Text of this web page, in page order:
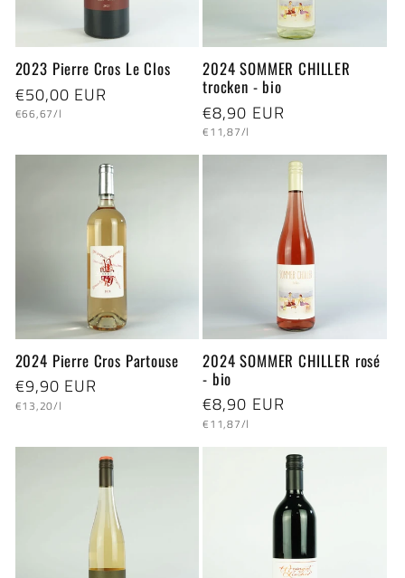
2023 Pierre Cros Le Clos
Normaler
Preis
€50,00 EUR
Grundpreis
€66,67/l
2024 SOMMER CHILLER
trocken - bio
Normaler
Preis
€8,90 EUR
Grundpreis
€11,87/l
2024 Pierre Cros Partouse
Normaler
Preis
€9,90 EUR
Grundpreis
€13,20/l
2024 SOMMER CHILLER rosé
- bio
Normaler
Preis
€8,90 EUR
Grundpreis
€11,87/l